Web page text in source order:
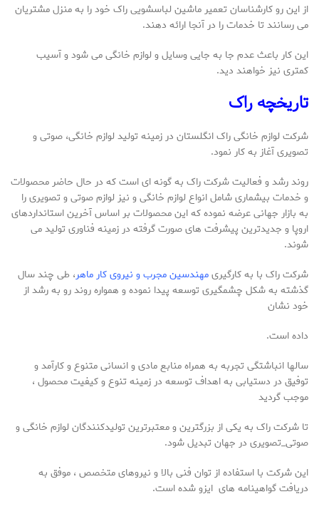
از این رو کارشناسان تعمیر ماشین لباسشویی راک خود را به منزل مشتریان
می رسانند تا خدمات را در آنجا ارائه دهند.
این کار باعث عدم جا به جایی وسایل و لوازم خانگی می شود و آسیب
کمتری نیز خواهند دید.
تاریخچه راک
شرکت لوازم خانگی راک انگلستان در زمینه تولید لوازم خانگی، صوتی و
تصویری آغاز به کار نمود.
روند رشد و فعالیت شرکت راک به گونه ای است که در حال حاضر محصولات
و خدمات بیشماری شامل انواع لوازم خانگی و نیز لوازم صوتی و تصویری را
به بازار جهانی عرضه نموده که این محصولات بر اساس آخرین استانداردهای
اروپا و جدیدترین پیشرفت های صورت گرفته در زمینه فناوری تولید می
شوند.
شرکت راک با به کارگیریمهندسین مجرب و نیروی کار ماهر، طی چند سال
گذشته به شکل چشمگیری توسعه پیدا نموده و همواره روند رو به رشد از
خود نشان
داده است.
سالها انباشتگی تجربه به همراه منابع مادی و انسانی متنوع و کارآمد و
توفیق در دستیابی به اهداف توسعه در زمینه تنوع و کیفیت محصول ،
موجب گردید
تا شرکت راک به یکی از بزرگترین و معتبرترین تولیدکنندگان لوازم خانگی و
صوتی_تصویری در جهان تبدیل شود.
این شرکت با استفاده از توان فنی بالا و نیروهای متخصص ، موفق به
دریافت گواهینامه های ایزو شده است.